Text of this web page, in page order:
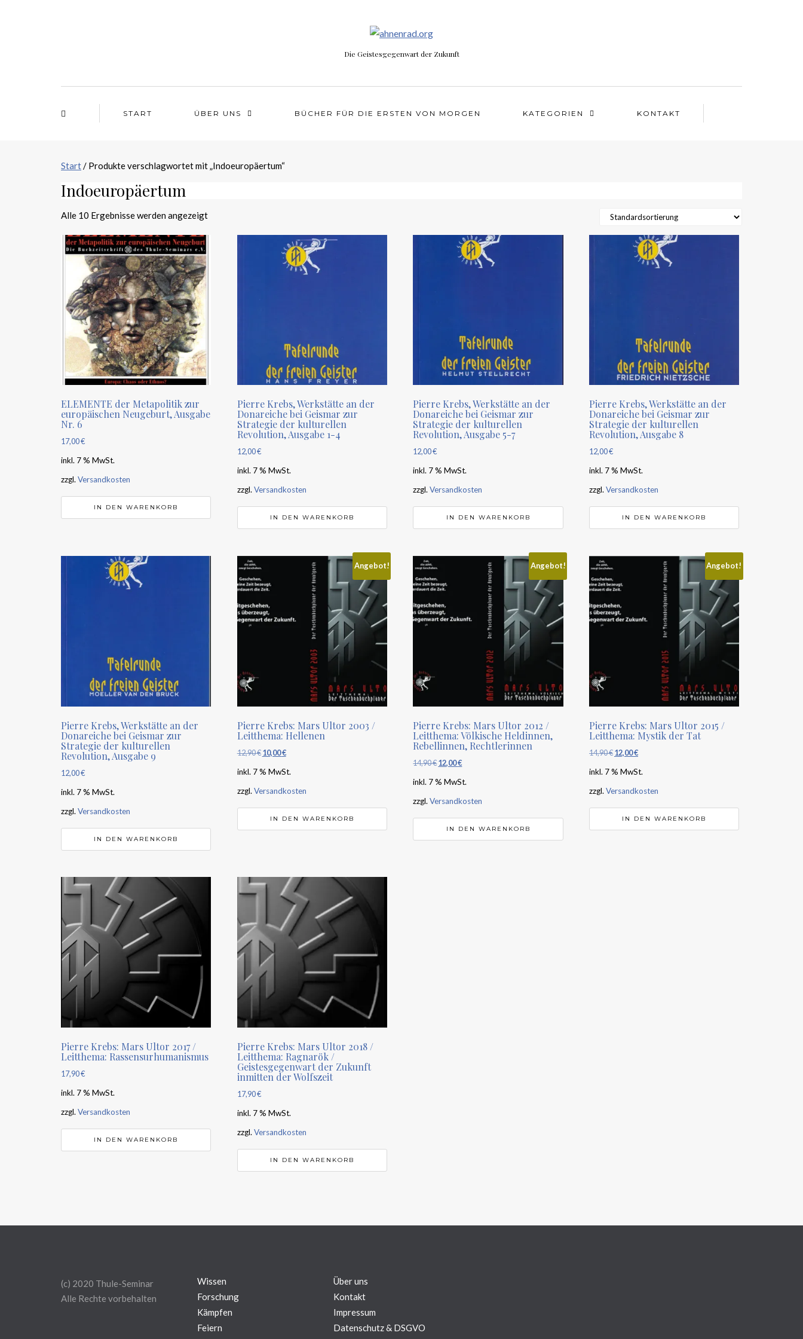
Die Geistesgegenwart der Zukunft
START ÜBER UNS BÜCHER FÜR DIE ERSTEN VON MORGEN KATEGORIEN KONTAKT
Start/ Produkte verschlagwortet mit „Indoeuropäertum“
Indoeuropäertum
Alle 10 Ergebnisse werden angezeigt
ELEMENTE der Metapolitik zur
europäischen Neugeburt, Ausgabe
Nr. 6
17,00€
inkl. 7 % MwSt.
zzgl.Versandkosten
IN DEN WARENKORB
Pierre Krebs, Werkstätte an der
Donareiche bei Geismar zur
Strategie der kulturellen
Revolution, Ausgabe 1-4
12,00€
inkl. 7 % MwSt.
zzgl.Versandkosten
IN DEN WARENKORB
Pierre Krebs, Werkstätte an der
Donareiche bei Geismar zur
Strategie der kulturellen
Revolution, Ausgabe 5-7
12,00€
inkl. 7 % MwSt.
zzgl.Versandkosten
IN DEN WARENKORB
Pierre Krebs, Werkstätte an der
Donareiche bei Geismar zur
Strategie der kulturellen
Revolution, Ausgabe 8
12,00€
inkl. 7 % MwSt.
zzgl.Versandkosten
IN DEN WARENKORB
Pierre Krebs, Werkstätte an der
Donareiche bei Geismar zur
Strategie der kulturellen
Revolution, Ausgabe 9
12,00€
inkl. 7 % MwSt.
zzgl.Versandkosten
IN DEN WARENKORB
Angebot!
Pierre Krebs: Mars Ultor 2003 /
Leitthema: Hellenen
12,90€ Ursprünglicher
Preis
12,90 €
10,00€Aktueller
Preis
10,00 €.
inkl. 7 % MwSt.
zzgl.Versandkosten
IN DEN WARENKORB
Angebot!
Pierre Krebs: Mars Ultor 2012 /
Leitthema: Völkische Heldinnen,
Rebellinnen, Rechtlerinnen
14,90€Ursprünglicher
Preis
14,90 €
12,00€
Preis
12,00 €.
inkl. 7 % MwSt.
zzgl.Versandkosten
IN DEN WARENKORB
Angebot!
Pierre Krebs: Mars Ultor 2015 /
Leitthema: Mystik der Tat
14,90€Ursprünglicher
Preis
14,90 €
12,00€
Preis
12,00 €.
inkl. 7 % MwSt.
zzgl.Versandkosten
IN DEN WARENKORB
Pierre Krebs: Mars Ultor 2017 /
Leitthema: Rassensurhumanismus
17,90€
inkl. 7 % MwSt.
zzgl.Versandkosten
IN DEN WARENKORB
Pierre Krebs: Mars Ultor 2018 /
Leitthema: Ragnarök /
Geistesgegenwart der Zukunft
inmitten der Wolfszeit
17,90€
inkl. 7 % MwSt.
zzgl.Versandkosten
IN DEN WARENKORB
(c) 2020 Thule-Seminar
Alle Rechte vorbehalten
Wissen
Forschung
Kämpfen
Feiern
Über uns
Kontakt
Impressum
Datenschutz & DSGVO